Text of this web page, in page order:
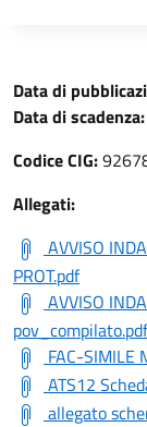
Data di
Data di scadenza:
Codice CIG:
Allegati:
AVVISO
PROT.pdf
AVVISO
FAC-SIMILE
ATS12
allegato